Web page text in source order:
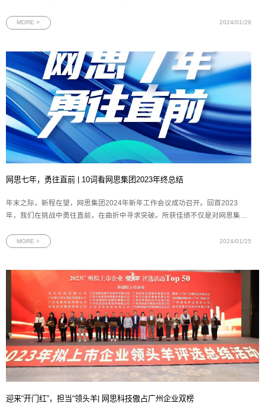
文章的深度与广度、在墨天轮社区的高度贡献和专家评委的一致好评，尹海文
MORE > 2024/01/29
网思七年，勇往直前 | 10词看网思集团2023年终总结
年末之际，新程在望，网思集团2024年新年工作会议成功召开。回首2023
年，我们在挑战中勇往直前，在曲折中寻求突破。所获佳绩不仅是对网思集团
MORE > 2024/01/25
迎来“开门红”，担当“领头羊| 网思科技傲占广州企业双榜